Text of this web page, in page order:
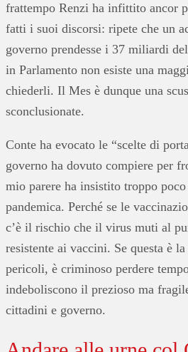
frattempo Renzi ha infittito ancor
fatti i suoi discorsi: ripete che un
governo prendesse i 37 miliardi
in Parlamento non esiste una
chiederli. Il Mes è dunque una
sconclusionate.
Conte ha evocato le “scelte di
governo ha dovuto compiere per
mio parere ha insistito troppo
pandemica. Perché se le
c’è il rischio che il virus muti al
resistente ai vaccini. Se questa è
pericoli, è criminoso perdere
indeboliscono il prezioso ma
cittadini e governo.